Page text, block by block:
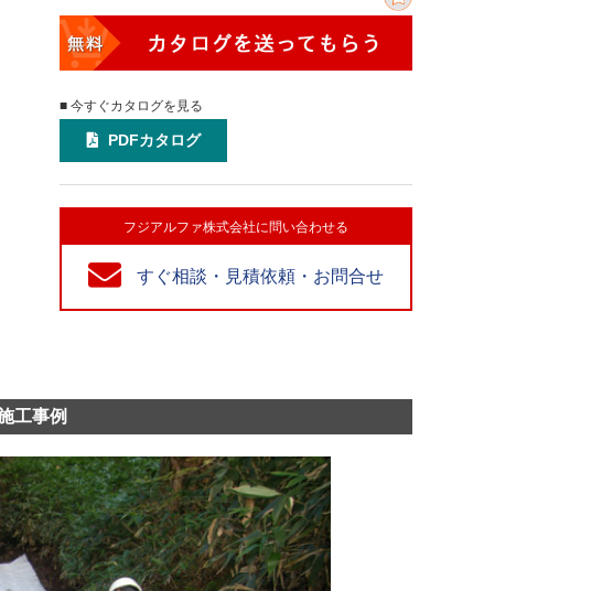
■ 今すぐカタログを見る
PDFカタログ
フジアルファ株式会社に問い合わせる
すぐ相談・見積依頼・お問合せ
工事例